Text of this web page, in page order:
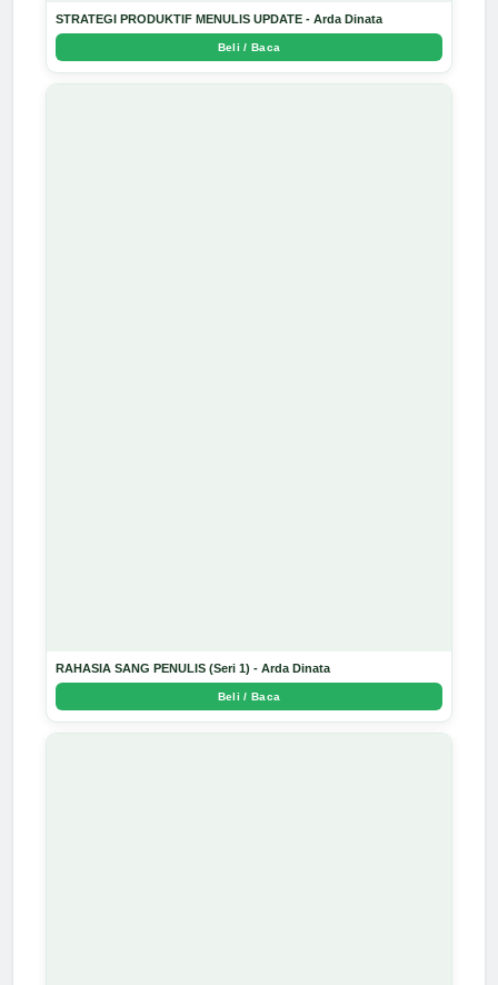
STRATEGI PRODUKTIF MENULIS UPDATE - Arda Dinata
Beli / Baca
RAHASIA SANG PENULIS (Seri 1) - Arda Dinata
Beli / Baca